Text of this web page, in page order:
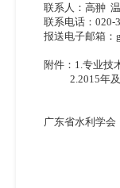
联系人：高翀
联系电话：020-
报送电子邮箱：
附件：1.专业技
2.2015年及
广东省水利学会
2015年